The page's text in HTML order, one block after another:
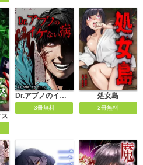
Dr.アブノのイケない病
3冊無料
処女島
2冊無料